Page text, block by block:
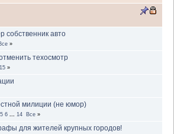
собственник авто
»
техосмотр
15 »
милиции (не юмор)
5 6 14 Все »
для жителей крупных городов!